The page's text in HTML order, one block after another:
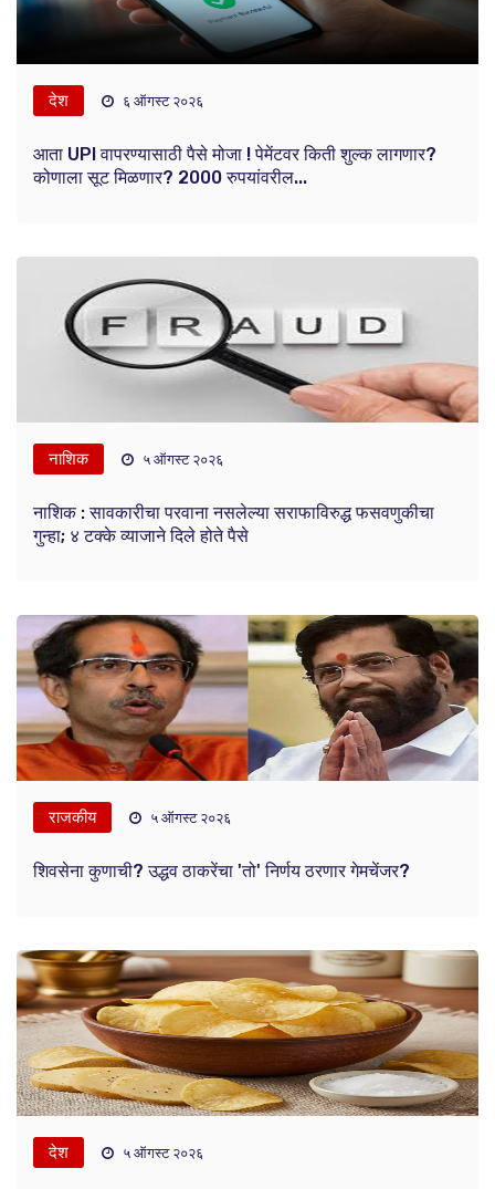
देश ६ ऑगस्ट २०२६
आता UPI वापरण्यासाठी पैसे मोजा ! पेमेंटवर किती शुल्क लागणार?
कोणाला सूट मिळणार? 2000 रुपयांवरील...
नाशिक ५ ऑगस्ट २०२६
नाशिक : सावकारीचा परवाना नसलेल्या सराफाविरुद्ध फसवणुकीचा
गुन्हा; ४ टक्के व्याजाने दिले होते पैसे
राजकीय ५ ऑगस्ट २०२६
शिवसेना कुणाची? उद्धव ठाकरेंचा 'तो' निर्णय ठरणार गेमचेंजर?
देश ५ ऑगस्ट २०२६